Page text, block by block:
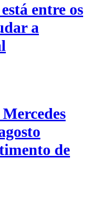
entre os
a
de